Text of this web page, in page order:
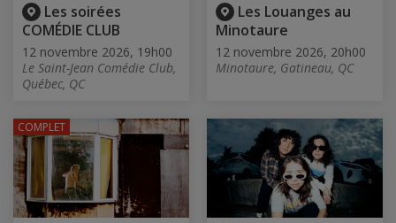
Les soirées
COMÉDIE CLUB
12 novembre 2026, 19h00
Le Saint-Jean Comédie Club,
Québec, QC
Les Louanges au
Minotaure
12 novembre 2026, 20h00
Minotaure, Gatineau, QC
COMPLET